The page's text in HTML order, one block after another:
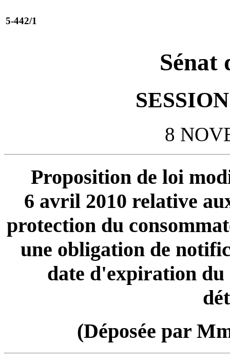
5-442/1
Sénat
8
Proposition de loi
6 avril 2010 relative
protection du
une obligation de
date d'expiration du
(Déposée par